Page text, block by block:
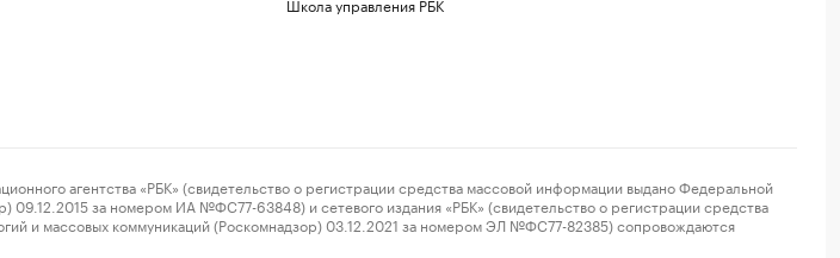
агентства «РБК» (свидетельство о регистрации средства массовой информации выдано Федеральной
за номером ИА №ФС77-63848) и сетевого издания «РБК» (свидетельство о регистрации средства
и массовых коммуникаций (Роскомнадзор) 03.12.2021 за номером ЭЛ №ФС77-82385) сопровождаются